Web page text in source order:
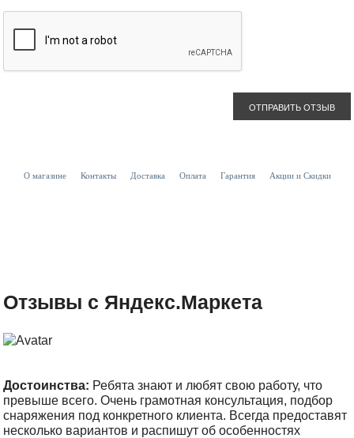
ОТПРАВИТЬ ОТЗЫВ
О магазине Контакты Доставка Оплата Гарантия Акции и Скидки
Отзывы с Яндекс.Маркета
Достоинства: Ребята знают и любят свою работу, что
превыше всего. Очень грамотная консультация, подбор
снаряжения под конкретного клиента. Всегда предоставят
несколько вариантов и распишут об особенностях